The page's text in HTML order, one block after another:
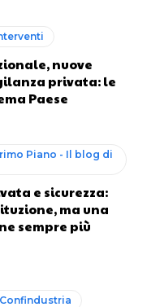
nuove
privata: le
Paese
Piano - Il blog di
e sicurezza:
ma una
sempre più